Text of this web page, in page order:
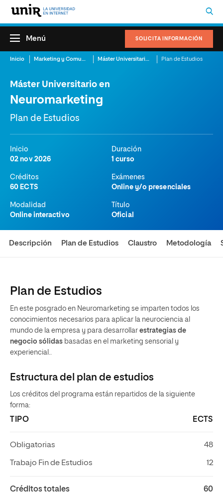
SOLICITA INFORMACIÓN
Menú
Inicio Marketing y Comunicación Máster Universitario en Neuromarketing Plan de Estudios
Máster Universitario en
Neuromarketing
Plan de Estudios
Inicio
02 nov 2026
Duración
1 curso
Créditos
60 ECTS
Exámenes
Online y/o presenciales
Modalidad
Online interactivo
Título
Oficial
Descripción Plan de Estudios Claustro Metodología
Plan de Estudios
En este posgrado en Neuromarketing se imparten todos los
conocimientos necesarios para aplicar la neurociencia al
mundo de la empresa y para desarrollar estrategias de
negocio sólidas basadas en el marketing sensorial y
experiencial..
Estructura del plan de estudios
Los créditos del programa están repartidos de la siguiente
forma:
TIPO ECTS
Obligatorias 48
Trabajo Fin de Estudios 12
Créditos totales 60